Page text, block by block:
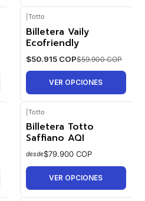
-15%
OFF
Totto
Billetera Vaily
Ecofriendly
$50.915 COP$59.900 COP
VER OPCIONES
Totto
Billetera Totto
Saffiano AQI
desde$79.900 COP
VER OPCIONES